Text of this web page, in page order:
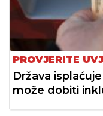
PROVJERITE
Država
može dobiti